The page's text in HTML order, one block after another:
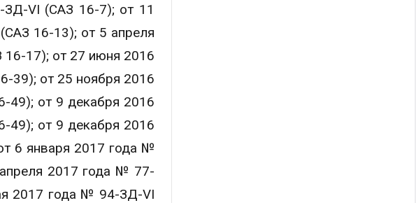
VI (САЗ 16-7); от 11
16-13); от 5 апреля
17); от 27 июня 2016
39); от 25 ноября 2016
от 9 декабря 2016
от 9 декабря 2016
6 января 2017 года №
2017 года № 77-
2017 года № 94-ЗД-VI